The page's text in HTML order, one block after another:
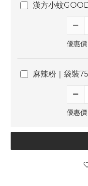
漢方小蚊
優惠
麻辣粉｜袋裝
優惠